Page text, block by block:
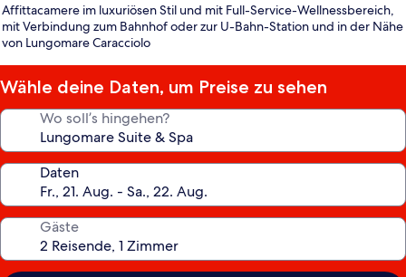
Affittacamere im luxuriösen Stil und mit Full-Service-Wellnessbereich,
mit Verbindung zum Bahnhof oder zur U-Bahn-Station und in der Nähe
von Lungomare Caracciolo
Wähle deine Daten, um Preise zu sehen
Wo soll’s hingehen?
Daten
Gäste